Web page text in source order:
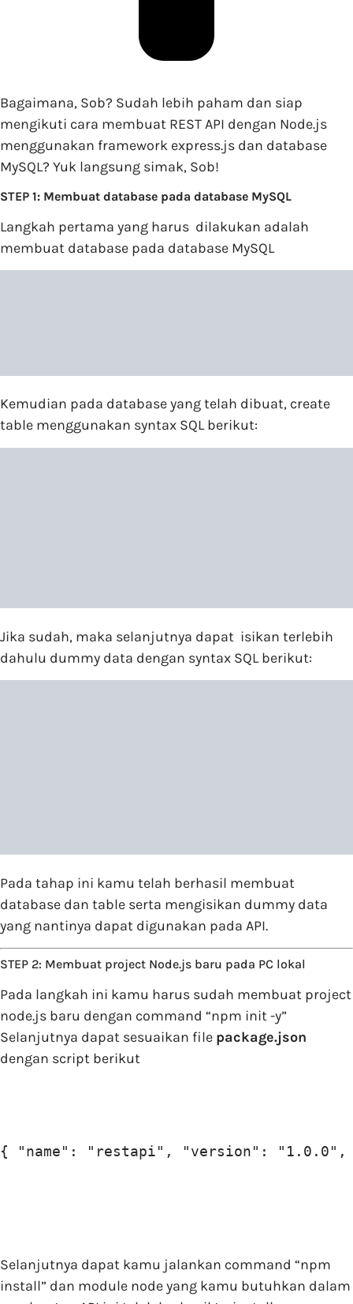
Bagaimana, Sob? Sudah lebih paham dan siap
mengikuti cara membuat REST API dengan Node.js
menggunakan framework express.js dan database
MySQL? Yuk langsung simak, Sob!
STEP 1: Membuat database pada database MySQL
Langkah pertama yang harus dilakukan adalah
membuat database pada database MySQL
Kemudian pada database yang telah dibuat, create
table menggunakan syntax SQL berikut:
Jika sudah, maka selanjutnya dapat isikan terlebih
dahulu dummy data dengan syntax SQL berikut:
Pada tahap ini kamu telah berhasil membuat
database dan table serta mengisikan dummy data
yang nantinya dapat digunakan pada API.
STEP 2: Membuat project Node.js baru pada PC lokal
Pada langkah ini kamu harus sudah membuat project
node.js baru dengan command “npm init -y”
Selanjutnya dapat sesuaikan file package.json
dengan script berikut
{ "name": "restapi", "version":
Selanjutnya dapat kamu jalankan command “npm
install” dan module node yang kamu butuhkan dalam